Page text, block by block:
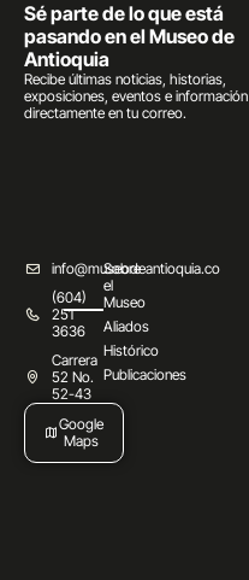
Sé parte de lo que está
pasando en el Museo de
Antioquia
Recibe últimas noticias, historias,
exposiciones, eventos e información
directamente en tu correo.
info@museodeantioquia.co
(604)
251
3636
Carrera
52 No.
52-43
Google
Maps
Sobre
el
Museo
Aliados
Histórico
Publicaciones